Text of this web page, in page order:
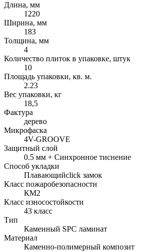
Длина, мм
1220
Ширина, мм
183
Толщина, мм
4
Количество плиток в упаковке, штук
10
Площадь упаковки, кв. м.
2.23
Вес упаковки, кг
18,5
Фактура
дерево
Микрофаска
4V-GROOVE
Защитный слой
0.5 мм + Cинхронное тиснение
Способ укладки
Плавающийclick замок
Класс пожаробезопасности
КМ2
Класс износостойкости
43 класс
Тип
Каменный SPC ламинат
Материал
Каменно-полимерный композит